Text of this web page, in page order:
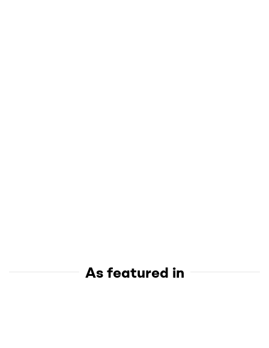
As featured in